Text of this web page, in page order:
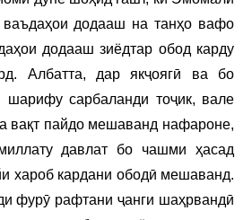
додааш на танҳо вафо
додааш зиёдтар обод карду
Албатта, дар якҷоягӣ ва бо
шарифу сарбаланди тоҷик, вале
вақт пайдо мешаванд нафароне,
давлат бо чашми ҳасад
хароб кардани ободӣ мешаванд.
фурӯ рафтани ҷанги шаҳрвандӣ